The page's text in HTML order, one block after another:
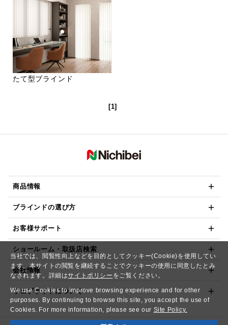
当社では、閲覧性向上などを目的としてクッキー(Cookie)を使用してい
ます。本サイトの閲覧を継続することでクッキーの使用に同意したとみ
なされます。詳細はサイトポリシー をご覧ください。
We use Cookies to improve browsing experience and for other
purposes. By continuing to browse this site, you accept the use of
Cookies. For more information, please see our Site Policy.
たて型ブラインド
[1]
商品情報
ブラインドの選び方
お客様サポート
ショールーム・取扱店検索
会社情報
ウェブサイトについて